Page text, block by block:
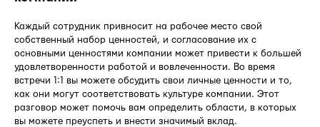
Каждый сотрудник привносит на рабочее место свой
собственный набор ценностей, и согласование их с
основными ценностями компании может привести к большей
удовлетворенности работой и вовлеченности. Во время
встречи 1:1 вы можете обсудить свои личные ценности и то,
как они могут соответствовать культуре компании. Этот
разговор может помочь вам определить области, в которых
вы можете преуспеть и внести значимый вклад.